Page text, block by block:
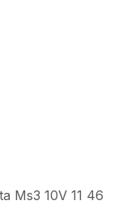
Ms3 10V 11 46